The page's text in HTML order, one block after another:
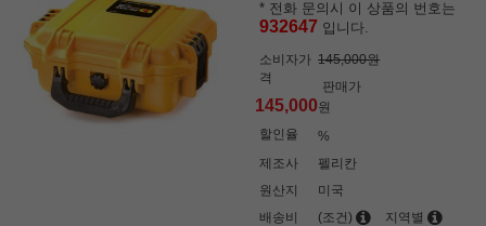
* 전화 문의시 이 상품의 번호는
932647 입니다.
소비자가
격
145,000원
판매가
145,000원
할인율
%
제조사
펠리칸
원산지
미국
배송비
(조건) 지역별